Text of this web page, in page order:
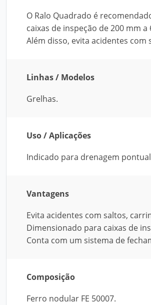
O Ralo Quadrado é
caixas de inspeção de 200 mm
Além disso, evita acidentes
Linhas / Modelos
Grelhas.
Uso / Aplicações
Indicado para drenagem
Vantagens
Evita acidentes com saltos,
Dimensionado para caixas de
Conta com um sistema de
Composição
Ferro nodular FE 50007.